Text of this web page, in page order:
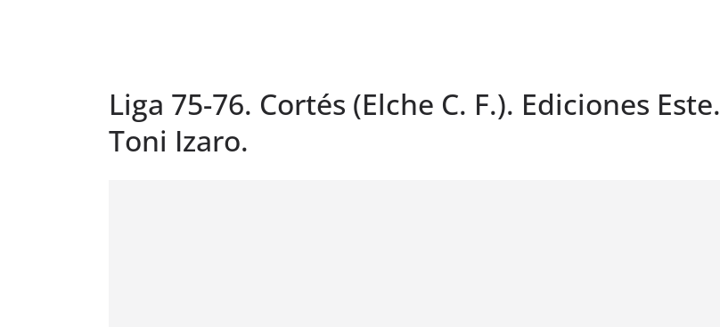
Liga 75-76. Cortés (Elche C. F.). Ediciones Este.
Toni Izaro.